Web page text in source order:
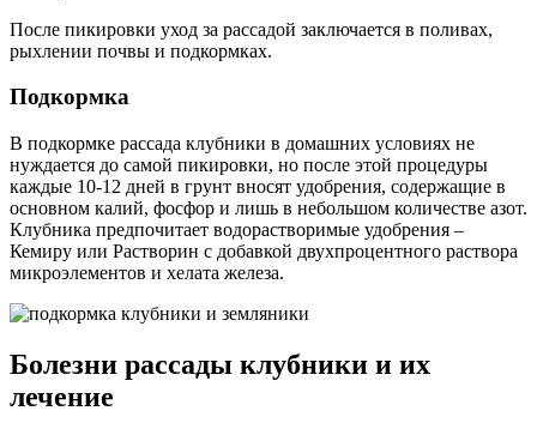
После пикировки уход за рассадой заключается в поливах,
рыхлении почвы и подкормках.
Подкормка
В подкормке рассада клубники в домашних условиях не
нуждается до самой пикировки, но после этой процедуры
каждые 10-12 дней в грунт вносят удобрения, содержащие в
основном калий, фосфор и лишь в небольшом количестве азот.
Клубника предпочитает водорастворимые удобрения –
Кемиру или Растворин с добавкой двухпроцентного раствора
микроэлементов и хелата железа.
Болезни рассады клубники и их
лечение